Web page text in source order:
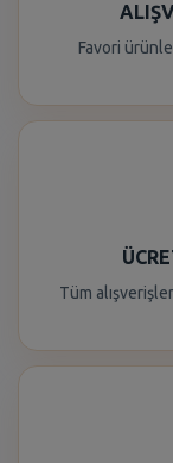
Favori
Tüm